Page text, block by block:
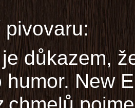
důkazem,
humor. New